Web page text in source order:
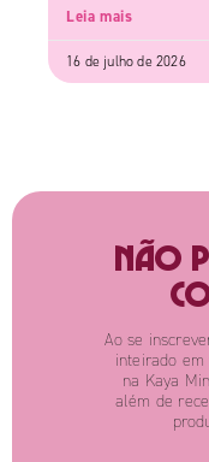
Leia mais
16 de julho de 2026
Não
Ao se
inteirado
na Kaya
além de